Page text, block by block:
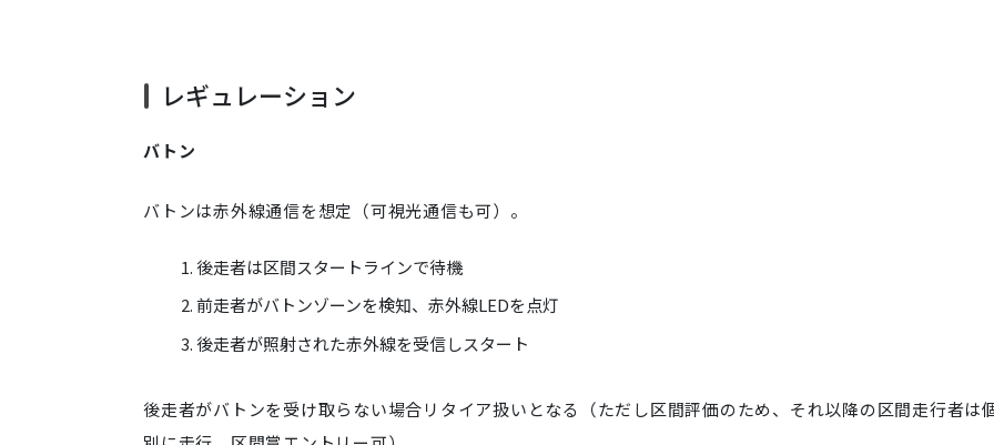
レギュレーション
バトン
バトンは赤外線通信を想定（可視光通信も可）。
後走者は区間スタートラインで待機
前走者がバトンゾーンを検知、赤外線LEDを点灯
後走者が照射された赤外線を受信しスタート
後走者がバトンを受け取らない場合リタイア扱いとなる（ただし区間評価のため、それ以降の区間走行者は